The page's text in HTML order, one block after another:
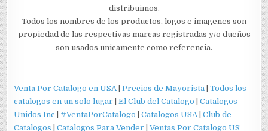
distribuimos.
Todos los nombres de los productos, logos e imagenes son
propiedad de las respectivas marcas registradas y/o dueños
son usados unicamente como referencia.
Venta Por Catalogo en USA |Precios de Mayorista |Todos los
catalogos en un solo lugar |El Club del Catalogo |Catalogos
Unidos Inc
|#VentaPorCatalogo |Catalogos USA |Club de
Catalogos |Catalogos Para Vender |Ventas Por Catalogo US